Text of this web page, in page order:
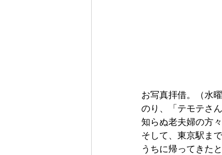
お写真拝借。（水
のり、「テモテさ
知らぬ老夫婦の方
そして、東京駅ま
うちに帰ってきた